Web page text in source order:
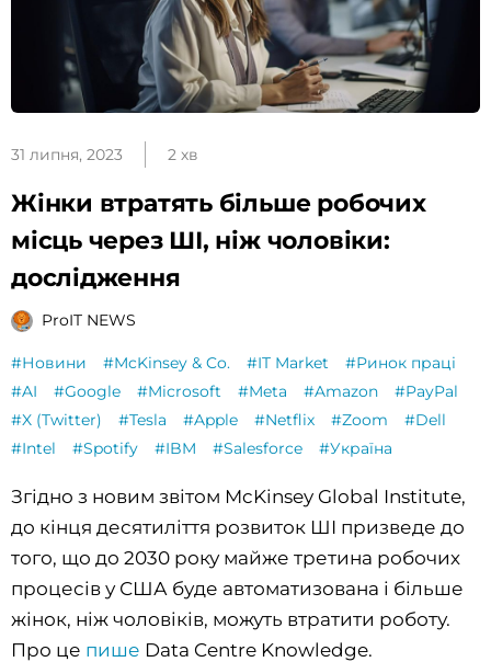
31 липня, 2023 2 хв
Жінки втратять більше робочих
місць через ШІ, ніж чоловіки:
дослідження
ProIT NEWS
#Новини #McKinsey & Co. #IT Market
#Ринок праці
#AI
#Google #Microsoft #Meta #Amazon
#PayPal
#X (Twitter)
#Tesla #Apple #Netflix #Zoom
#Dell
#Intel
#Spotify #IBM #Salesforce #Україна
Згідно з новим звітом McKinsey Global Institute,
до кінця десятиліття розвиток ШІ призведе до
того, що до 2030 року майже третина робочих
процесів у США буде автоматизована і більше
жінок, ніж чоловіків, можуть втратити роботу.
Про це пише Data Centre Knowledge.